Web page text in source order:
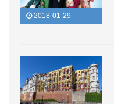
2018-01-29